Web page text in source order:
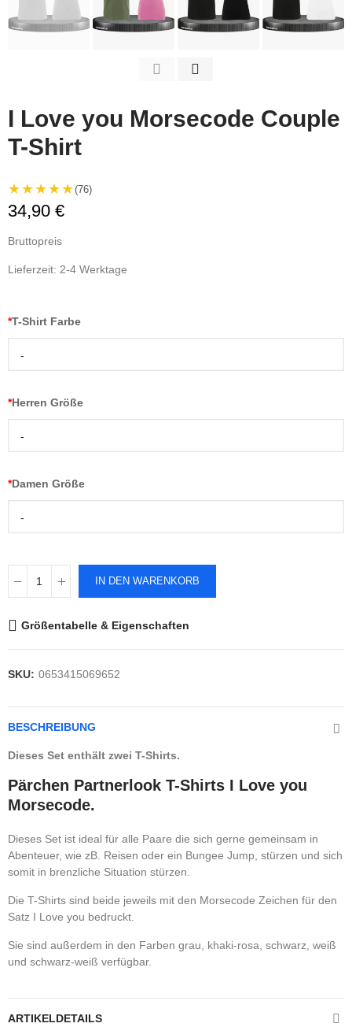
I Love you Morsecode Couple
T-Shirt
★★★★★(76)
34,90 €
Bruttopreis
Lieferzeit: 2-4 Werktage
*T-Shirt Farbe
-
*Herren Größe
-
*Damen Größe
-
IN DEN WARENKORB
Größentabelle & Eigenschaften
SKU: 0653415069652
BESCHREIBUNG
Dieses Set enthält zwei T-Shirts.
Pärchen Partnerlook T-Shirts I Love you
Morsecode.
Dieses Set ist ideal für alle Paare die sich gerne gemeinsam in
Abenteuer, wie zB. Reisen oder ein Bungee Jump, stürzen und sich
somit in brenzliche Situation stürzen.
Die T-Shirts sind beide jeweils mit den Morsecode Zeichen für den
Satz I Love you bedruckt.
Sie sind außerdem in den Farben grau, khaki-rosa, schwarz, weiß
und schwarz-weiß verfügbar.
ARTIKELDETAILS